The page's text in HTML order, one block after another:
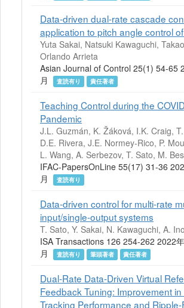
Data-driven dual-rate cascade
application to pitch angle control
Yuta Sakai, Natsuki Kawaguchi,
Orlando Arrieta
Asian Journal of Control 25(1) 54-65
月
査読有り 責任著者
Teaching Control during the
Pandemic
J.L. Guzmán, K. Žáková, I.K. Craig,
D.E. Rivera, J.E. Normey-Rico, P.
L. Wang, A. Serbezov, T. Sato, M.
IFAC-PapersOnLine 55(17) 31-36
月
査読有り
Data-driven control for multi-rate
input/single-output systems
T. Sato, Y. Sakai, N. Kawaguchi, A.
ISA Transactions 126 254-262 2022
月
査読有り 筆頭著者 責任著者
Dual-Rate Data-Driven Virtual
Feedback Tuning: Improvement in
Tracking Performance and Ripple-